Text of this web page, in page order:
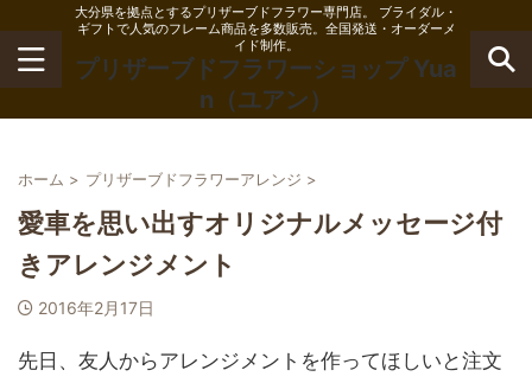
大分県を拠点とするプリザーブドフラワー専門店。 ブライダル・
ギフトで人気のフレーム商品を多数販売。全国発送・オーダーメ
イド制作。
プリザーブドフラワーショップ Yua
n（ユアン）
ホーム > プリザーブドフラワーアレンジ >
愛車を思い出すオリジナルメッセージ付
きアレンジメント
2016年2月17日
先日、友人からアレンジメントを作ってほしいと注文